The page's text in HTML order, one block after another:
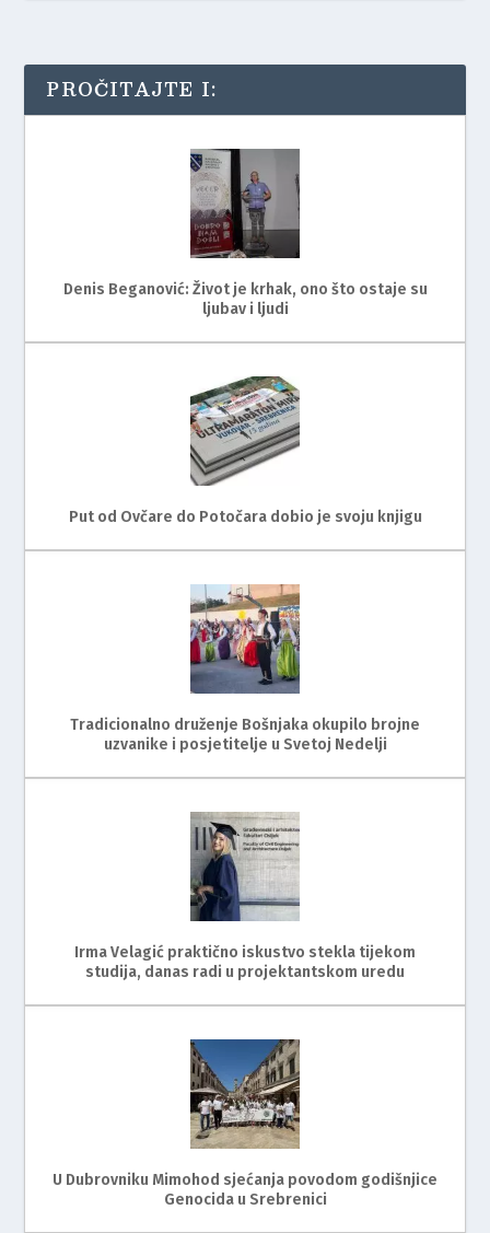
PROČITAJTE I:
Denis Beganović: Život je krhak, ono što ostaje su
ljubav i ljudi
Put od Ovčare do Potočara dobio je svoju knjigu
Tradicionalno druženje Bošnjaka okupilo brojne
uzvanike i posjetitelje u Svetoj Nedelji
Irma Velagić praktično iskustvo stekla tijekom
studija, danas radi u projektantskom uredu
U Dubrovniku Mimohod sjećanja povodom godišnjice
Genocida u Srebrenici